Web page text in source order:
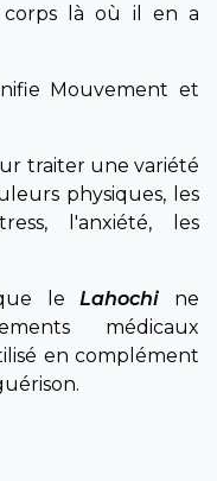
corps là où il en a
Mouvement et
traiter une variété
physiques, les
l'anxiété, les
leLahochi ne
médicaux
en complément